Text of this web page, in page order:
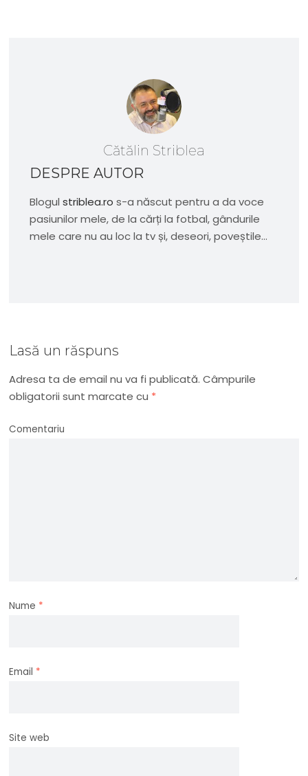
Cătălin Striblea
DESPRE AUTOR
Blogulstriblea.ro s-a născut pentru a da voce
pasiunilor mele, de la cărți la fotbal, gândurile
mele care nu au loc la tv și, deseori, poveștile...
Lasă un răspuns
Adresa ta de email nu va fi publicată. Câmpurile
obligatorii sunt marcate cu *
Comentariu
Nume *
Email *
Site web